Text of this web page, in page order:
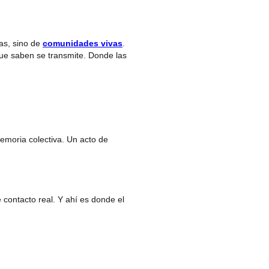
sino de comunidades vivas
saben se transmite. Donde las
colectiva. Un acto de
real. Y ahí es donde el